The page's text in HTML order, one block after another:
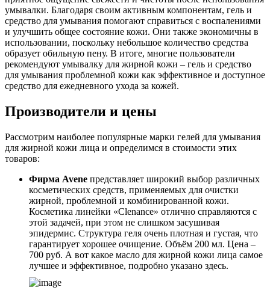
умывалки. Благодаря своим активным компонентам, гель и
средство для умывания помогают справиться с воспалениями
и улучшить общее состояние кожи. Они также экономичны в
использовании, поскольку небольшое количество средства
образует обильную пену. В итоге, многие пользователи
рекомендуют умывалку для жирной кожи – гель и средство
для умывания проблемной кожи как эффективное и доступное
средство для ежедневного ухода за кожей.
Производители и цены
Рассмотрим наиболее популярные марки гелей для умывания
для жирной кожи лица и определимся в стоимости этих
товаров:
Фирма Avene представляет широкий выбор различных
косметических средств, применяемых для очистки
жирной, проблемной и комбинированной кожи.
Косметика линейки «Clenance» отлично справляются с
этой задачей, при этом не слишком засушивая
эпидермис. Структура геля очень плотная и густая, что
гарантирует хорошее очищение. Объём 200 мл. Цена –
700 руб. А вот какое масло для жирной кожи лица самое
лучшее и эффективное, подробно указано здесь.